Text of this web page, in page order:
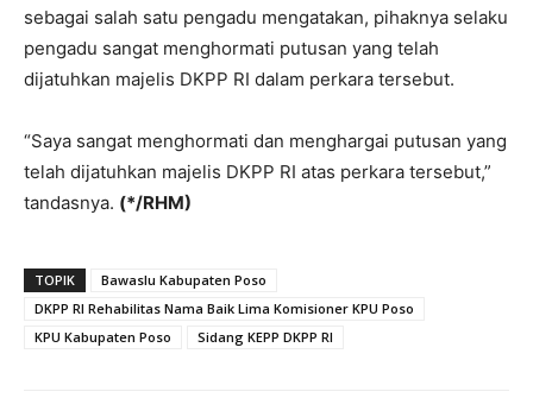
sebagai salah satu pengadu mengatakan, pihaknya selaku
pengadu sangat menghormati putusan yang telah
dijatuhkan majelis DKPP RI dalam perkara tersebut.
“Saya sangat menghormati dan menghargai putusan yang
telah dijatuhkan majelis DKPP RI atas perkara tersebut,”
tandasnya. (*/RHM)
TOPIK
Bawaslu Kabupaten Poso
DKPP RI Rehabilitas Nama Baik Lima Komisioner KPU Poso
KPU Kabupaten Poso
Sidang KEPP DKPP RI